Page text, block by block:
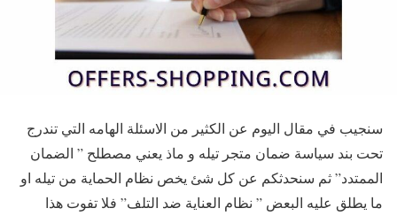
سنجيب في مقال اليوم عن الكثير من الاسئلة الهامه التي تندرج
تحت بند سياسة ضمان متجر تيله و ماذ يعني مصطلح ” الضمان
الممتدد” ثم سنحدثكم عن كل شئ يخص نظام الحماية من تيله او
ما يطلق عليه البعض ” نظام العناية ضد التلف” فلا تفوت هذا